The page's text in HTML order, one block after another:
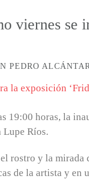
viernes se
PEDRO
19:00 horas, la
Lupe Ríos.
rostro y la
de la artista y en